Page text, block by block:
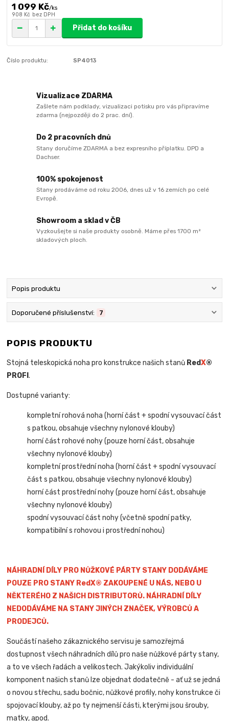
1 099 Kč/ks
908 Kč bez DPH
Přidat do košíku
Číslo produktu: SP4013
Vizualizace ZDARMA
Zašlete nám podklady, vizualizaci potisku pro vás připravíme
zdarma (nejpozději do 2 prac. dní).
Do 2 pracovních dnů
Stany doručíme ZDARMA a bez expresního příplatku. DPD a
Dachser.
100% spokojenost
Stany prodáváme od roku 2006, dnes už v 16 zemích po celé
Evropě.
Showroom a sklad v ČB
Vyzkoušejte si naše produkty osobně. Máme přes 1700 m²
skladových ploch.
Popis produktu
Doporučené příslušenství: 7
POPIS PRODUKTU
Stojná teleskopická noha pro konstrukce našich stanů RedX®
PROFI.
Dostupné varianty:
kompletní rohová noha (horní část + spodní vysouvací část
s patkou, obsahuje všechny nylonové klouby)
horní část rohové nohy (pouze horní část, obsahuje
všechny nylonové klouby)
kompletní prostřední noha (horní část + spodní vysouvací
část s patkou, obsahuje všechny nylonové klouby)
horní část prostřední nohy (pouze horní část, obsahuje
všechny nylonové klouby)
spodní vysouvací část nohy (včetně spodní patky,
kompatibilní s rohovou i prostřední nohou)
NÁHRADNÍ DÍLY PRO NŮŽKOVÉ PÁRTY STANY DODÁVÁME
POUZE PRO STANY RedX® ZAKOUPENÉ U NÁS, NEBO U
NĚKTERÉHO Z NAŠICH DISTRIBUTORŮ. NÁHRADNÍ DÍLY
NEDODÁVÁME NA STANY JINÝCH ZNAČEK, VÝROBCŮ A
PRODEJCŮ.
Součástí našeho zákaznického servisu je samozřejmá
dostupnost všech náhradních dílů pro naše nůžkové párty stany,
a to ve všech řadách a velikostech. Jakýkoliv individuální
komponent našich stanů lze objednat dodatečně - ať už se jedná
o novou střechu, sadu bočnic, nůžkové profily, nohy konstrukce či
spojovací klouby, až po ty nejmenší části, kterými jsou šrouby,
matky, apod.